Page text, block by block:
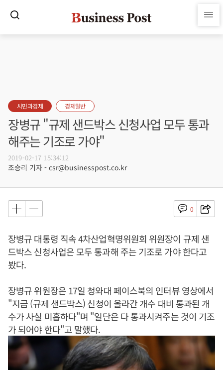
시민과경제 경제일반
장병규 "규제 샌드박스 신청사업 모두 통과
해주는 기조로 가야"
2019-02-17 15:34:12
조승리 기자 - csr@businesspost.co.kr
0
장병규 대통령 직속 4차산업혁명위원회 위원장이 규제 샌
드박스 신청사업은 모두 통과해 주는 기조로 가야 한다고
봤다.
장병규 위원장은 17일 청와대 페이스북의 인터뷰 영상에서
"지금 (규제 샌드박스) 신청이 올라간 개수 대비 통과된 개
수가 사실 미흡하다"며 "일단은 다 통과시켜주는 것이 기조
가 되어야 한다"고 말했다.